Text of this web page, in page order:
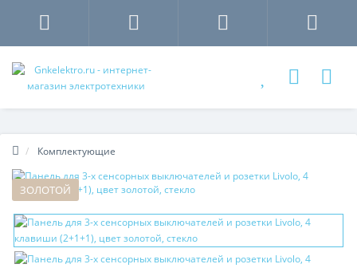
Комплектующие
ЗОЛОТОЙ